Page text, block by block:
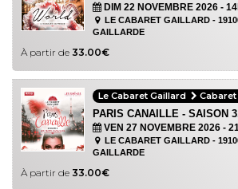
DIM 22 NOVEMBRE 2026 -
LE CABARET GAILLARD -
GAILLARDE
À partir de 33.00€
Le Cabaret Gaillard
PARIS CANAILLE - SAISON
VEN 27 NOVEMBRE 2026 -
LE CABARET GAILLARD -
GAILLARDE
À partir de 33.00€